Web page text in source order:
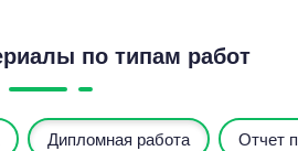
по типам работ
Дипломная работа Отчет